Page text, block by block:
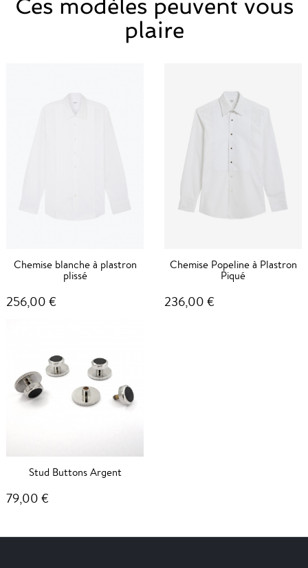
Ces modèles peuvent vous
plaire
Chemise blanche à plastron
plissé
256,00 €
Chemise Popeline à Plastron
Piqué
236,00 €
Stud Buttons Argent
79,00 €